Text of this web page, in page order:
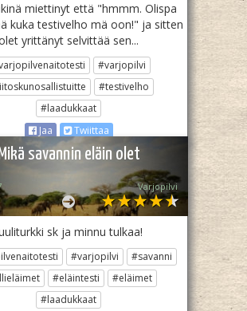
miettinyt että "hmmm. Olispa
kuka testivelho mä oon!" ja sitten
yrittänyt selvittää sen...
#varjopilvi
#testivelho
#laadukkaat
Jaa
Twiittaa
Mikä savannin eläin olet
Varjopilvi
sk ja minnu tulkaa!
#varjopilvi
#savanni
#eläintesti
#eläimet
#laadukkaat